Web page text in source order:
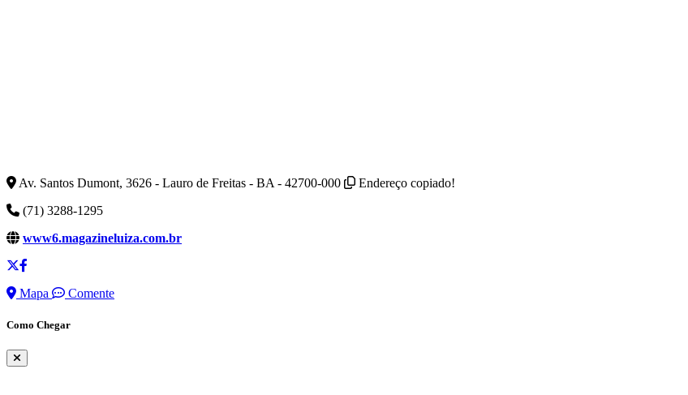
Av. Santos Dumont, 3626 - Lauro de Freitas - BA - 42700-000
Endereço copiado!
(71) 3288-1295
www6.magazineluiza.com.br
Mapa Comente
Como Chegar